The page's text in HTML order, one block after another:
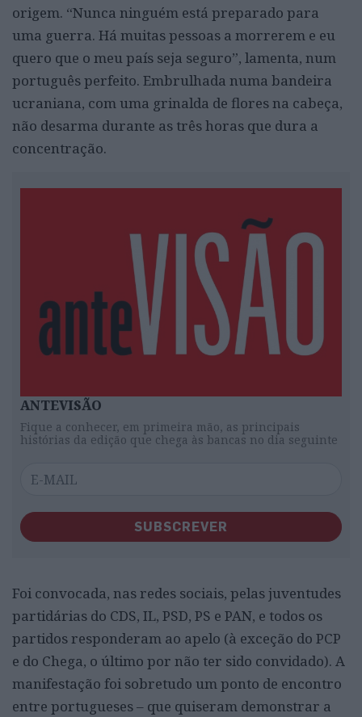
origem. “Nunca ninguém está preparado para
uma guerra. Há muitas pessoas a morrerem e eu
quero que o meu país seja seguro”, lamenta, num
português perfeito. Embrulhada numa bandeira
ucraniana, com uma grinalda de flores na cabeça,
não desarma durante as três horas que dura a
concentração.
ANTEVISÃO
Fique a conhecer, em primeira mão, as principais
histórias da edição que chega às bancas no dia seguinte
SUBSCREVER
Foi convocada, nas redes sociais, pelas juventudes
partidárias do CDS, IL, PSD, PS e PAN, e todos os
partidos responderam ao apelo (à exceção do PCP
e do Chega, o último por não ter sido convidado). A
manifestação foi sobretudo um ponto de encontro
entre portugueses – que quiseram demonstrar a